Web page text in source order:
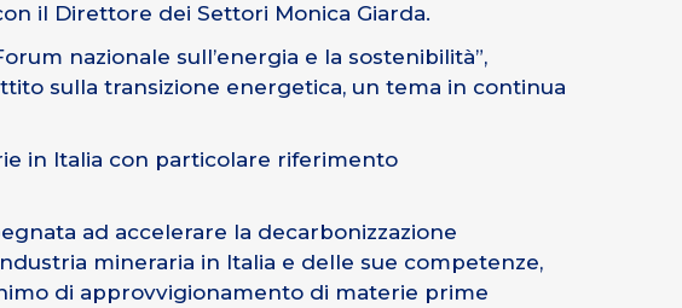
il Direttore dei Settori Monica Giarda.
nazionale sull’energia e la sostenibilità”,
sulla transizione energetica, un tema in continua
in Italia con particolare riferimento
ad accelerare la decarbonizzazione
mineraria in Italia e delle sue competenze,
di approvvigionamento di materie prime